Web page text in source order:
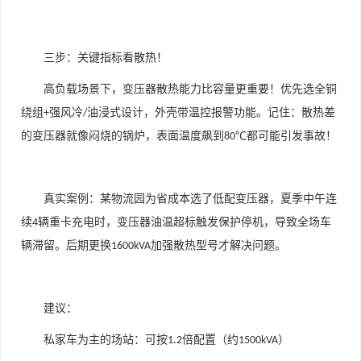
三步：关键指标看散热！
高负载场景下，变压器散热能力比容量更重要！优先选全铜
绕组+强风冷/油浸式设计，外壳带温控报警功能。记住：散热差
的变压器就像闷烧的锅炉，表面温度飙到 80℃都可能引发事故！
真实案例：某物流园为省成本选了低配变压器，夏季中午连
续4辆重卡充电时，变压器油温超标触发保护停机，导致全场车
辆滞留。后期更换1600kVA加强散热型号才解决问题。
建议：
私家车为主的场站：可按1.2倍配置（约1500kVA）